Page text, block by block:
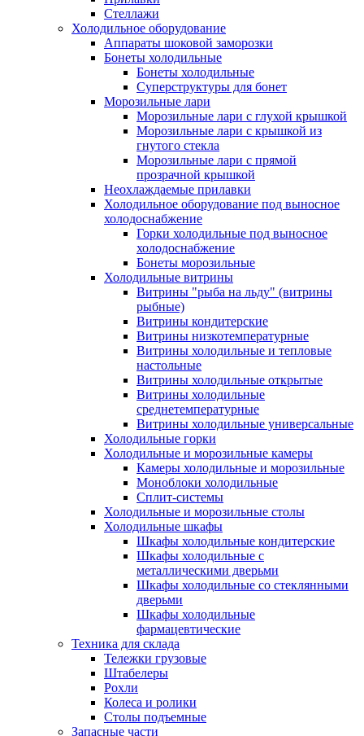
Стеллажи
Холодильное оборудование
Аппараты шоковой заморозки
Бонеты холодильные
Бонеты холодильные
Суперструктуры для бонет
Морозильные лари
Морозильные лари с глухой крышкой
Морозильные лари с крышкой из
гнутого стекла
Морозильные лари с прямой
прозрачной крышкой
Неохлаждаемые прилавки
Холодильное оборудование под выносное
холодоснабжение
Горки холодильные под выносное
холодоснабжение
Бонеты морозильные
Холодильные витрины
Витрины "рыба на льду" (витрины
рыбные)
Витрины кондитерские
Витрины низкотемпературные
Витрины холодильные и тепловые
настольные
Витрины холодильные открытые
Витрины холодильные
среднетемпературные
Витрины холодильные универсальные
Холодильные горки
Холодильные и морозильные камеры
Камеры холодильные и морозильные
Моноблоки холодильные
Сплит-системы
Холодильные и морозильные столы
Холодильные шкафы
Шкафы холодильные кондитерские
Шкафы холодильные с
металлическими дверьми
Шкафы холодильные со стеклянными
дверьми
Шкафы холодильные
фармацевтические
Техника для склада
Тележки грузовые
Штабелеры
Рохли
Колеса и ролики
Столы подъемные
Запасные части